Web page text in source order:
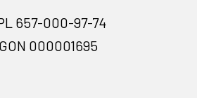
657-000-97-74
000001695